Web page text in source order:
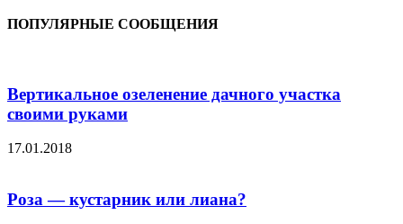
ПОПУЛЯРНЫЕ СООБЩЕНИЯ
Вертикальное озеленение дачного участка
своими руками
17.01.2018
Роза — кустарник или лиана?